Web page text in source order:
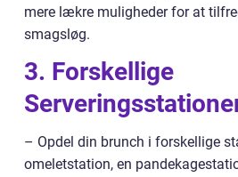
mere lækre muligheder for at
smagsløg.
3. Forskellige
– Opdel din brunch i forskellige
omeletstation, en